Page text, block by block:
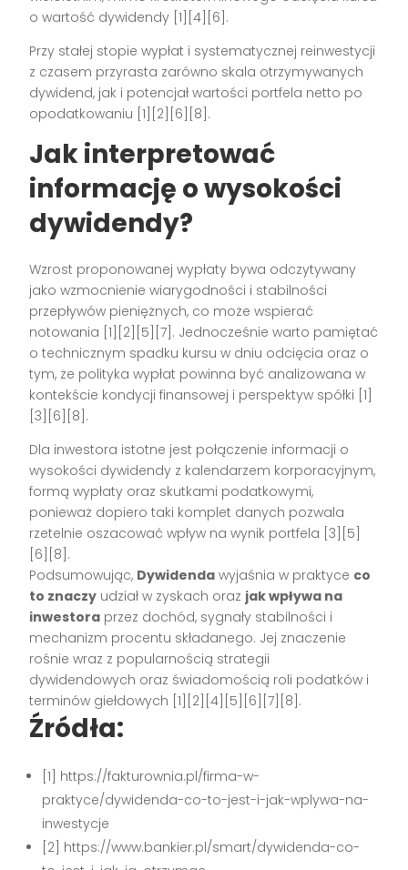
o wartość dywidendy [1][4][6].
Przy stałej stopie wypłat i systematycznej reinwestycji
z czasem przyrasta zarówno skala otrzymywanych
dywidend, jak i potencjał wartości portfela netto po
opodatkowaniu [1][2][6][8].
Jak interpretować
informację o wysokości
dywidendy?
Wzrost proponowanej wypłaty bywa odczytywany
jako wzmocnienie wiarygodności i stabilności
przepływów pieniężnych, co może wspierać
notowania [1][2][5][7]. Jednocześnie warto pamiętać
o technicznym spadku kursu w dniu odcięcia oraz o
tym, że polityka wypłat powinna być analizowana w
kontekście kondycji finansowej i perspektyw spółki [1]
[3][6][8].
Dla inwestora istotne jest połączenie informacji o
wysokości dywidendy z kalendarzem korporacyjnym,
formą wypłaty oraz skutkami podatkowymi,
ponieważ dopiero taki komplet danych pozwala
rzetelnie oszacować wpływ na wynik portfela [3][5]
[6][8].
Podsumowując, Dywidenda wyjaśnia w praktyce co
to znaczy udział w zyskach oraz jak wpływa na
inwestora przez dochód, sygnały stabilności i
mechanizm procentu składanego. Jej znaczenie
rośnie wraz z popularnością strategii
dywidendowych oraz świadomością roli podatków i
terminów giełdowych [1][2][4][5][6][7][8].
Źródła:
[1] https://fakturownia.pl/firma-w-
praktyce/dywidenda-co-to-jest-i-jak-wplywa-na-
inwestycje
[2] https://www.bankier.pl/smart/dywidenda-co-